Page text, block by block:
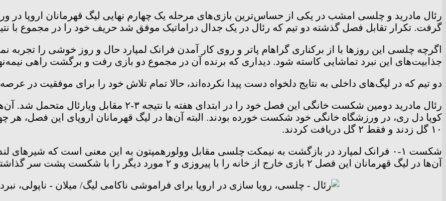
رئال مادرید و چلسی امشب در یکی از حساس‌ترین بازی‌های مرحله یک چهارم نهایی لیگ قهرمانان اروپا در
گرفت. تکرار تقابل فصل گذشته دو تیم که رئال در یک جدال دراماتیک موفق شد حریف خود را در مجموع با نتیجه ۵-۴ شکست
اگرچه چلسی این روز‌ها با از برکناری گراهام پاتر و روی کار آمدن فرانک لمپارد حال و روز خوشی را
جذابیت‌های این نبرد تماشایی کاسته شود. دیداری که برنده آن در مجموع دو بازی رفت و برگشت راهی
دو تیم که در لیگ‌های داخلی به نتایج دلخواه دست پیدا نکرده‌اند، حالا تمام تلاش خود را برای موفقیت در
رئال مادرید دومین شکست خانگی این فصل خود را در
کوپا دل ری، در ورزشگاه خانگی خود شکست خورده بودند. البته آن‌ها در لیگ قهرمانان اروپای این فصل، هر
۱۰ گل زدند و فقط ۲ گل دریافت کردند.
شکست ۱-۰ فرانک لمپارد در بازگشت به نیمکت چلسی مقابل وولورهمپتون به این معنی است که
آن‌ها در لیگ قهرمانان این فصل ۲ بازی خارج از خانه را با پیروزی و ۲ مورد دیگر را با شکست پشت سر گذاشتند.